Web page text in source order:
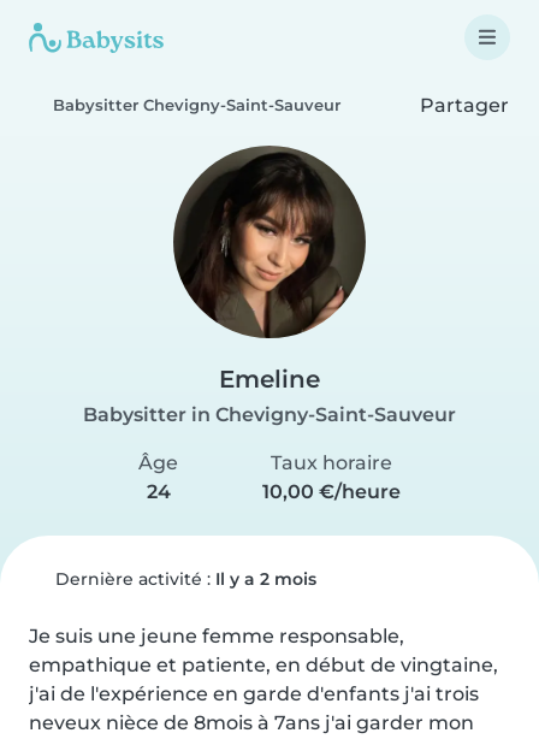
Babysitter Chevigny-Saint-Sauveur Partager
Emeline
Babysitter in Chevigny-Saint-Sauveur
Âge
24
Taux horaire
10,00 €/heure
Dernière activité : Il y a 2 mois
Je suis une jeune femme responsable,
empathique et patiente, en début de vingtaine,
j'ai de l'expérience en garde d'enfants j'ai trois
neveux nièce de 8mois à 7ans j'ai garder mon